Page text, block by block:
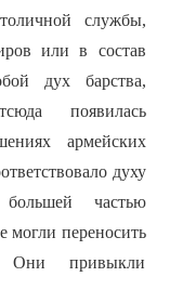
службы,
или в состав
дух барства,
появилась
армейских
духу
частью
могли переносить
Они привыкли